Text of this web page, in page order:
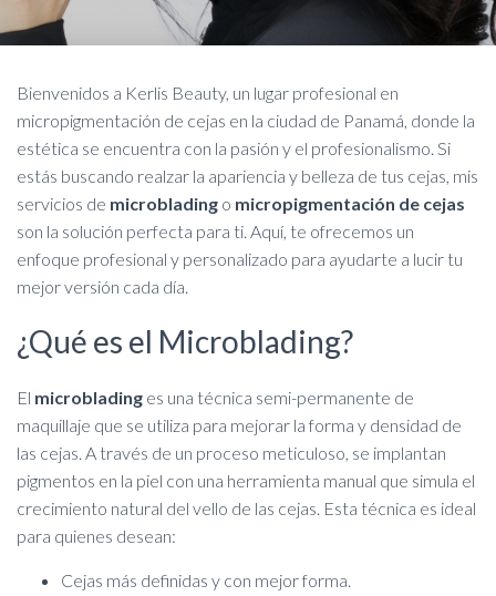
C
Ó
Bienvenidos a Kerlis Beauty, un lugar profesional en
micropigmentación de cejas en la ciudad de Panamá, donde la
estética se encuentra con la pasión y el profesionalismo. Si
estás buscando realzar la apariencia y belleza de tus cejas, mis
servicios de microblading o micropigmentación de cejas
son la solución perfecta para ti. Aquí, te ofrecemos un
enfoque profesional y personalizado para ayudarte a lucir tu
mejor versión cada día.
¿Qué es el Microblading?
El microblading es una técnica semi-permanente de
maquillaje que se utiliza para mejorar la forma y densidad de
las cejas. A través de un proceso meticuloso, se implantan
pigmentos en la piel con una herramienta manual que simula el
crecimiento natural del vello de las cejas. Esta técnica es ideal
para quienes desean:
Cejas más definidas y con mejor forma.